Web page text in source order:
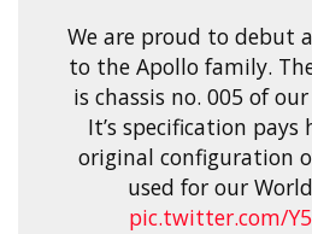
We are proud to debut
to the Apollo family.
is chassis no. 005 of
It’s specification
original configuration
used for our
pic.twitter.com/